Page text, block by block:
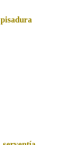
pisadura